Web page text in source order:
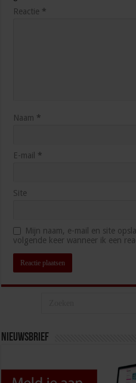
Reactie *
Naam *
E-mail *
Site
Mijn naam, e-mail en site
volgende keer wanneer ik een
Nieuwsbrief